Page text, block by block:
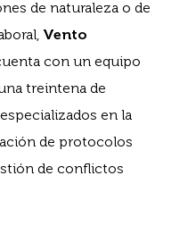
de naturaleza o de
Vento
con un equipo
treintena de
especializados en la
de protocolos
de conflictos